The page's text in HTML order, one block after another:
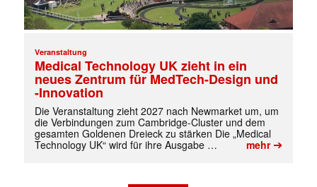
Veranstaltung
Medical Technology UK zieht in ein
neues Zentrum für MedTech-Design und
-Innovation
Die Veranstaltung zieht 2027 nach Newmarket um, um
die Verbindungen zum Cambridge-Cluster und dem
gesamten Goldenen Dreieck zu stärken Die „Medical
Technology UK“ wird für ihre Ausgabe …
mehr➔